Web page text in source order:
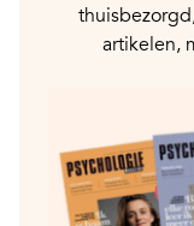
artikelen,